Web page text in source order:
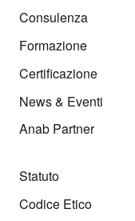
Consulenza
Formazione
Certificazione
News & Eventi
Anab Partner
Statuto
Codice Etico